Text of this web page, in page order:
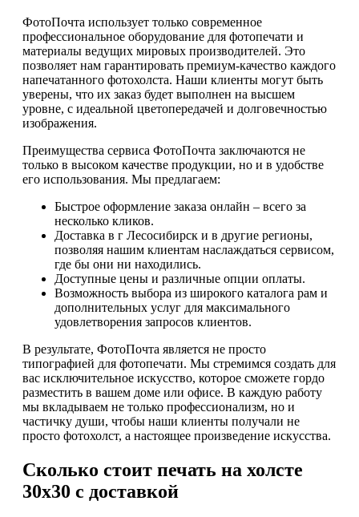
ФотоПочта использует только современное
профессиональное оборудование для фотопечати и
материалы ведущих мировых производителей. Это
позволяет нам гарантировать премиум-качество каждого
напечатанного фотохолста. Наши клиенты могут быть
уверены, что их заказ будет выполнен на высшем
уровне, с идеальной цветопередачей и долговечностью
изображения.
Преимущества сервиса ФотоПочта заключаются не
только в высоком качестве продукции, но и в удобстве
его использования. Мы предлагаем:
Быстрое оформление заказа онлайн – всего за
несколько кликов.
Доставка в г Лесосибирск и в другие регионы,
позволяя нашим клиентам наслаждаться сервисом,
где бы они ни находились.
Доступные цены и различные опции оплаты.
Возможность выбора из широкого каталога рам и
дополнительных услуг для максимального
удовлетворения запросов клиентов.
В результате, ФотоПочта является не просто
типографией для фотопечати. Мы стремимся создать для
вас исключительное искусство, которое сможете гордо
разместить в вашем доме или офисе. В каждую работу
мы вкладываем не только профессионализм, но и
частичку души, чтобы наши клиенты получали не
просто фотохолст, а настоящее произведение искусства.
Сколько стоит печать на холсте
30х30 с доставкой